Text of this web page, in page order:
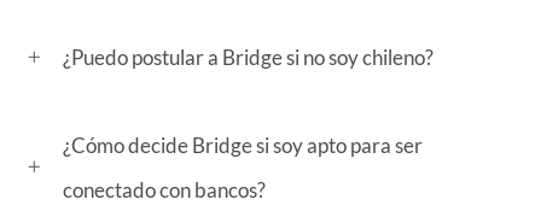
¿Puedo postular a Bridge si no soy chileno?
¿Cómo decide Bridge si soy apto para ser
conectado con bancos?